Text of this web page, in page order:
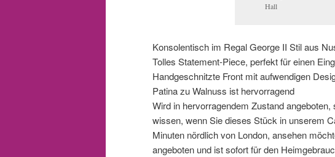
Hall
Konsolentisch im Regal George II Stil aus
Tolles Statement-Piece, perfekt für einen
Handgeschnitzte Front mit aufwendigen
Patina zu Walnuss ist hervorragend
Wird in hervorragendem Zustand
wissen, wenn Sie dieses Stück in unserem
Minuten nördlich von London, ansehen
angeboten und ist sofort für den